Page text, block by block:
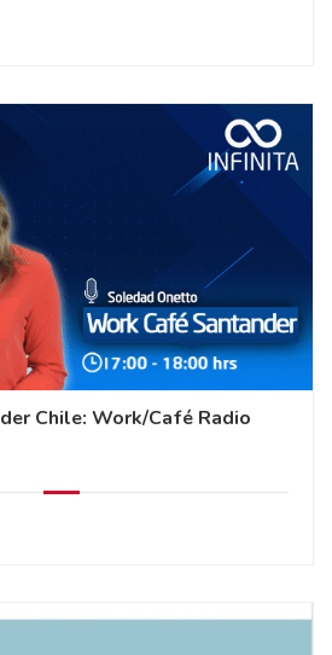
Chile: Work/Café Radio